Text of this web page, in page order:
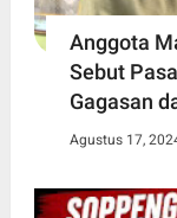
Anggota
Sebut
Gagasan
Agustus 17,